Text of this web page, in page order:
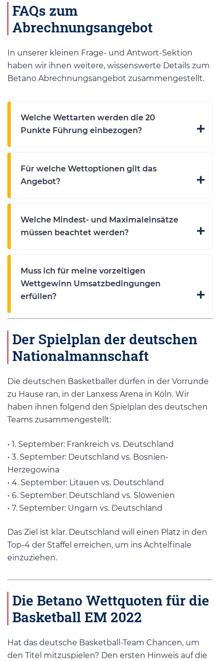
FAQs zum
Abrechnungsangebot
In unserer kleinen Frage- und Antwort-Sektion
haben wir ihnen weitere, wissenswerte Details zum
Betano Abrechnungsangebot zusammengestellt.
Welche Wettarten werden die 20
Punkte Führung einbezogen?
Für welche Wettoptionen gilt das
Angebot?
Welche Mindest- und Maximaleinsätze
müssen beachtet werden?
Muss ich für meine vorzeitigen
Wettgewinn Umsatzbedingungen
erfüllen?
Der Spielplan der deutschen
Nationalmannschaft
Die deutschen Basketballer dürfen in der Vorrunde
zu Hause ran, in der Lanxess Arena in Köln. Wir
haben ihnen folgend den Spielplan des deutschen
Teams zusammengestellt:
• 1. September: Frankreich vs. Deutschland
• 3. September: Deutschland vs. Bosnien-
Herzegowina
• 4. September: Litauen vs. Deutschland
• 6. September: Deutschland vs. Slowenien
• 7. September: Ungarn vs. Deutschland
Das Ziel ist klar. Deutschland will einen Platz in den
Top-4 der Staffel erreichen, um ins Achtelfinale
einzuziehen.
Die Betano Wettquoten für die
Basketball EM 2022
Hat das deutsche Basketball-Team Chancen, um
den Titel mitzuspielen? Den ersten Hinweis auf die